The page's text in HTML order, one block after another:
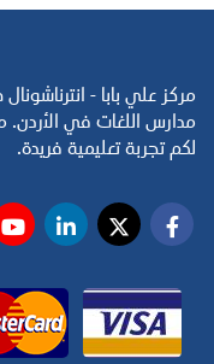
مركز علي بابا -
مدارس اللغات في
لكم تجربة تعليمية فريدة.